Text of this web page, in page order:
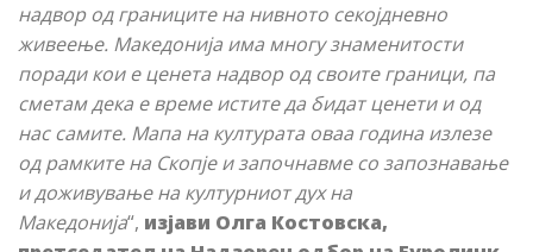
надвор од границите на нивното секојдневно
живеење. Македонија има многу знаменитости
поради кои е ценета надвор од своите граници, па
сметам дека е време истите да бидат ценети и од
нас самите. Мапа на културата оваа година излезе
од рамките на Скопје и започнавме со запознавање
и доживување на културниот дух на
Македонија“, изјави Олга Костовска,